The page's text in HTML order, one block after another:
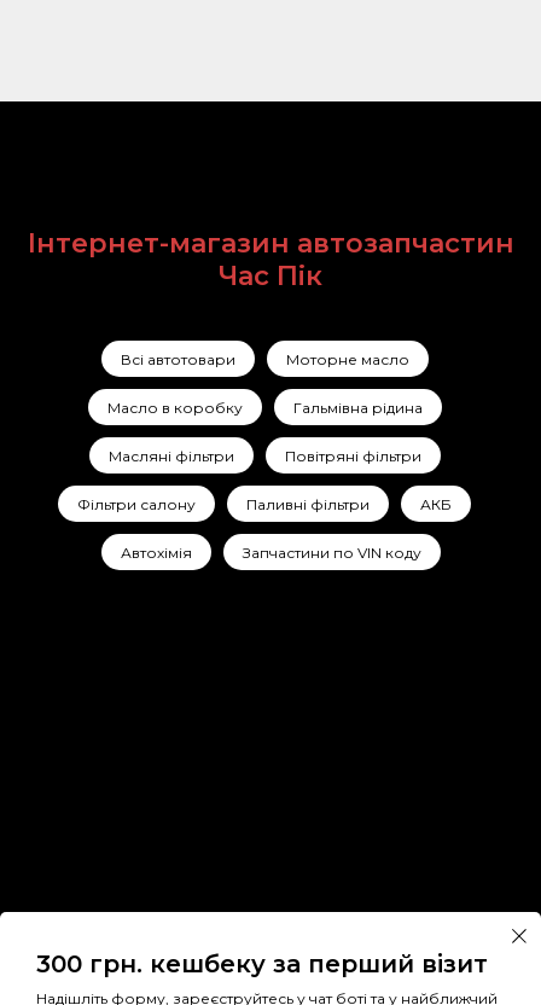
Інтернет-магазин автозапчастин
Час Пік
Всі автотовари Моторне масло
Масло в коробку Гальмівна рідина
Масляні фільтри Повітряні фільтри
Фільтри салону Паливні фільтри АКБ
Автохімія Запчастини по VIN коду
300 грн. кешбеку за перший візит
Надішліть форму, зареєструйтесь у чат боті та у найближчий